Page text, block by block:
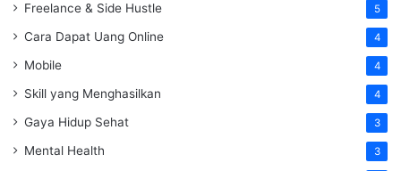
Freelance & Side Hustle 5
Cara Dapat Uang Online 4
Mobile 4
Skill yang Menghasilkan 4
Gaya Hidup Sehat 3
Mental Health 3